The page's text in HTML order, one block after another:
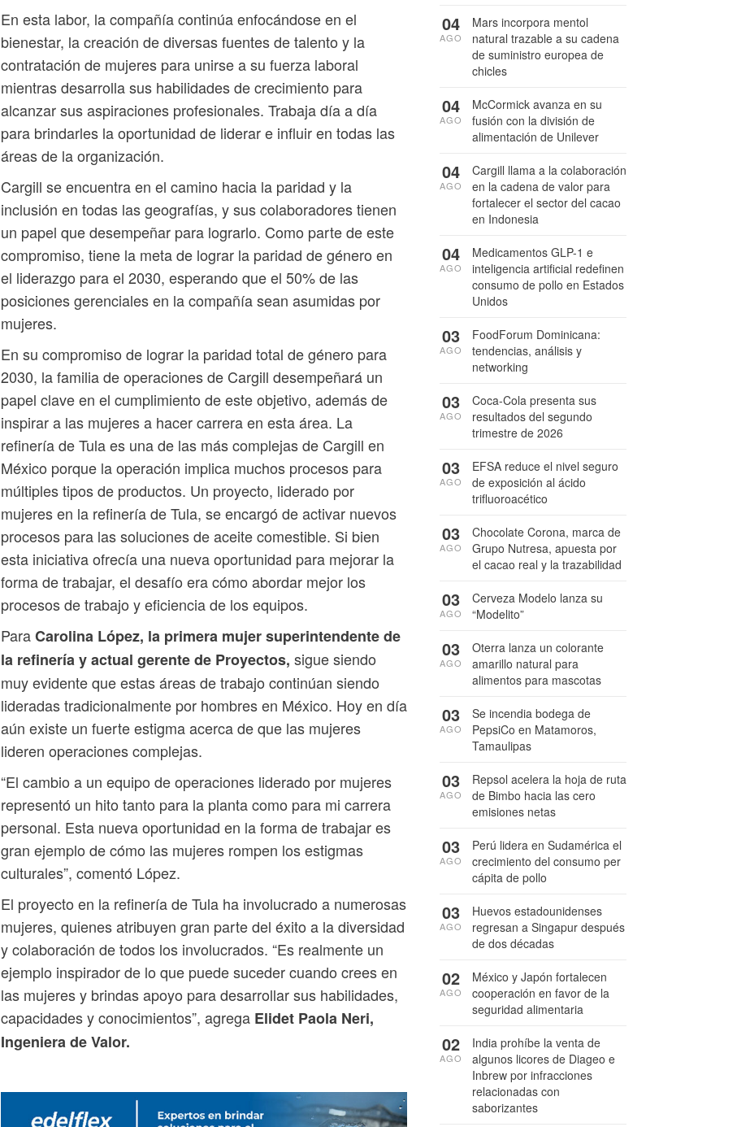
En esta labor, la compañía continúa enfocándose en el
bienestar, la creación de diversas fuentes de talento y la
contratación de mujeres para unirse a su fuerza laboral
mientras desarrolla sus habilidades de crecimiento para
alcanzar sus aspiraciones profesionales. Trabaja día a día
para brindarles la oportunidad de liderar e influir en todas las
áreas de la organización.
Cargill se encuentra en el camino hacia la paridad y la
inclusión en todas las geografías, y sus colaboradores tienen
un papel que desempeñar para lograrlo. Como parte de este
compromiso, tiene la meta de lograr la paridad de género en
el liderazgo para el 2030, esperando que el 50% de las
posiciones gerenciales en la compañía sean asumidas por
mujeres.
En su compromiso de lograr la paridad total de género para
2030, la familia de operaciones de Cargill desempeñará un
papel clave en el cumplimiento de este objetivo, además de
inspirar a las mujeres a hacer carrera en esta área. La
refinería de Tula es una de las más complejas de Cargill en
México porque la operación implica muchos procesos para
múltiples tipos de productos. Un proyecto, liderado por
mujeres en la refinería de Tula, se encargó de activar nuevos
procesos para las soluciones de aceite comestible. Si bien
esta iniciativa ofrecía una nueva oportunidad para mejorar la
forma de trabajar, el desafío era cómo abordar mejor los
procesos de trabajo y eficiencia de los equipos.
ParaCarolina López, la primera mujer superintendente de
la refinería y actual gerente de Proyectos, sigue siendo
muy evidente que estas áreas de trabajo continúan siendo
lideradas tradicionalmente por hombres en México. Hoy en día
aún existe un fuerte estigma acerca de que las mujeres
lideren operaciones complejas.
“El cambio a un equipo de operaciones liderado por mujeres
representó un hito tanto para la planta como para mi carrera
personal. Esta nueva oportunidad en la forma de trabajar es
gran ejemplo de cómo las mujeres rompen los estigmas
culturales”, comentó López.
El proyecto en la refinería de Tula ha involucrado a numerosas
mujeres, quienes atribuyen gran parte del éxito a la diversidad
y colaboración de todos los involucrados. “Es realmente un
ejemplo inspirador de lo que puede suceder cuando crees en
las mujeres y brindas apoyo para desarrollar sus habilidades,
capacidades y conocimientos”, agrega Elidet Paola Neri,
Ingeniera de Valor.
Mars incorpora mentol
natural trazable a su cadena
de suministro europea de
chicles
04
AGO
McCormick avanza en su
fusión con la división de
alimentación de Unilever
04
AGO
Cargill llama a la colaboración
en la cadena de valor para
fortalecer el sector del cacao
en Indonesia
04
AGO
Medicamentos GLP-1 e
inteligencia artificial redefinen
consumo de pollo en Estados
Unidos
04
AGO
FoodForum Dominicana:
tendencias, análisis y
networking
03
AGO
Coca-Cola presenta sus
resultados del segundo
trimestre de 2026
03
AGO
EFSA reduce el nivel seguro
de exposición al ácido
trifluoroacético
03
AGO
Chocolate Corona, marca de
Grupo Nutresa, apuesta por
el cacao real y la trazabilidad
03
AGO
Cerveza Modelo lanza su
“Modelito”
03
AGO
Oterra lanza un colorante
amarillo natural para
alimentos para mascotas
03
AGO
Se incendia bodega de
PepsiCo en Matamoros,
Tamaulipas
03
AGO
Repsol acelera la hoja de ruta
de Bimbo hacia las cero
emisiones netas
03
AGO
Perú lidera en Sudamérica el
crecimiento del consumo per
cápita de pollo
03
AGO
Huevos estadounidenses
regresan a Singapur después
de dos décadas
03
AGO
México y Japón fortalecen
cooperación en favor de la
seguridad alimentaria
02
AGO
India prohíbe la venta de
algunos licores de Diageo e
Inbrew por infracciones
relacionadas con
saborizantes
02
AGO